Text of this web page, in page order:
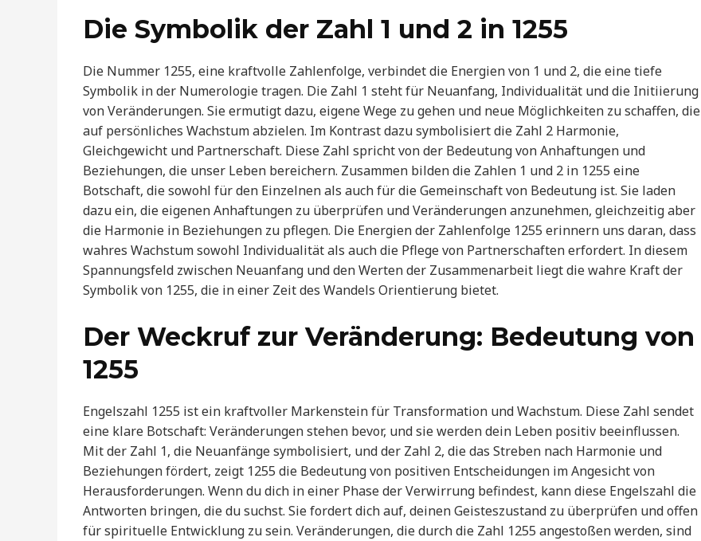
Die Symbolik der Zahl 1 und 2 in 1255
Die Nummer 1255, eine kraftvolle Zahlenfolge, verbindet die Energien von 1 und 2, die eine tiefe
Symbolik in der Numerologie tragen. Die Zahl 1 steht für Neuanfang, Individualität und die Initiierung
von Veränderungen. Sie ermutigt dazu, eigene Wege zu gehen und neue Möglichkeiten zu schaffen, die
auf persönliches Wachstum abzielen. Im Kontrast dazu symbolisiert die Zahl 2 Harmonie,
Gleichgewicht und Partnerschaft. Diese Zahl spricht von der Bedeutung von Anhaftungen und
Beziehungen, die unser Leben bereichern. Zusammen bilden die Zahlen 1 und 2 in 1255 eine
Botschaft, die sowohl für den Einzelnen als auch für die Gemeinschaft von Bedeutung ist. Sie laden
dazu ein, die eigenen Anhaftungen zu überprüfen und Veränderungen anzunehmen, gleichzeitig aber
die Harmonie in Beziehungen zu pflegen. Die Energien der Zahlenfolge 1255 erinnern uns daran, dass
wahres Wachstum sowohl Individualität als auch die Pflege von Partnerschaften erfordert. In diesem
Spannungsfeld zwischen Neuanfang und den Werten der Zusammenarbeit liegt die wahre Kraft der
Symbolik von 1255, die in einer Zeit des Wandels Orientierung bietet.
Der Weckruf zur Veränderung: Bedeutung von
1255
Engelszahl 1255 ist ein kraftvoller Markenstein für Transformation und Wachstum. Diese Zahl sendet
eine klare Botschaft: Veränderungen stehen bevor, und sie werden dein Leben positiv beeinflussen.
Mit der Zahl 1, die Neuanfänge symbolisiert, und der Zahl 2, die das Streben nach Harmonie und
Beziehungen fördert, zeigt 1255 die Bedeutung von positiven Entscheidungen im Angesicht von
Herausforderungen. Wenn du dich in einer Phase der Verwirrung befindest, kann diese Engelszahl die
Antworten bringen, die du suchst. Sie fordert dich auf, deinen Geisteszustand zu überprüfen und offen
für spirituelle Entwicklung zu sein. Veränderungen, die durch die Zahl 1255 angestoßen werden, sind